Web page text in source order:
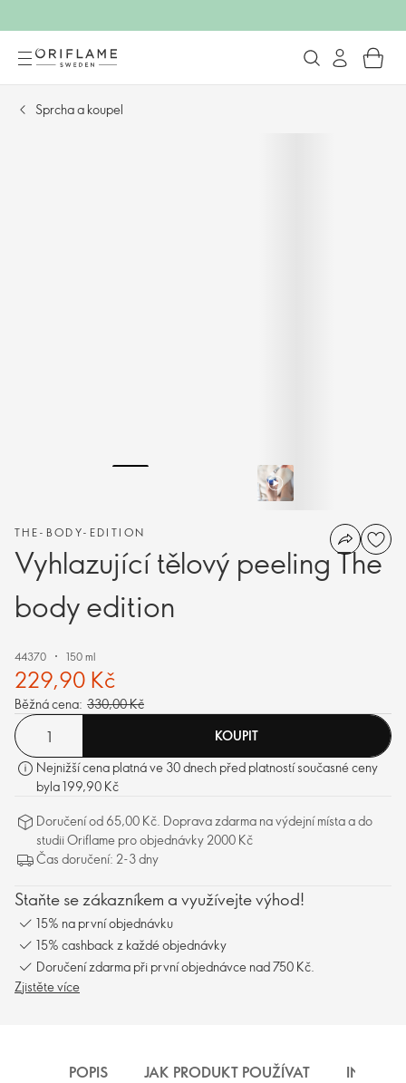
Sprcha a koupel
THE-BODY-EDITION
Vyhlazující tělový peeling The
body edition
44370 150 ml
229,90 Kč
Běžná cena: 330,00 Kč
KOUPIT
Nejnižší cena platná ve 30 dnech před platností současné ceny
byla 199,90 Kč
Doručení od 65,00 Kč. Doprava zdarma na výdejní místa a do
studii Oriflame pro objednávky 2000 Kč
Čas doručení: 2-3 dny
Staňte se zákazníkem a využívejte výhod!
15% na první objednávku
15% cashback z každé objednávky
Doručení zdarma při první objednávce nad 750 Kč.
Zjistěte více
POPIS JAK PRODUKT POUŽÍVAT